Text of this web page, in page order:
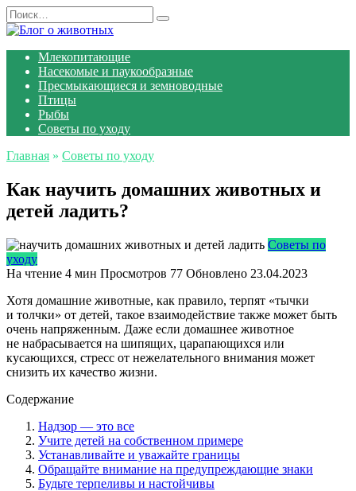
Перейти
к
Search
for:
Млекопитающие
Насекомые и паукообразные
Пресмыкающиеся и земноводные
Птицы
Рыбы
Советы по уходу
Главная » Советы по уходу
Как научить домашних животных и
детей ладить?
Советы по
уходу
На чтение 4 мин Просмотров 77 Обновлено 23.04.2023
Хотя домашние животные, как правило, терпят «тычки
и толчки» от детей, такое взаимодействие также может быть
очень напряженным. Даже если домашнее животное
не набрасывается на шипящих, царапающихся или
кусающихся, стресс от нежелательного внимания может
снизить их качество жизни.
Содержание
Надзор — это все
Учите детей на собственном примере
Устанавливайте и уважайте границы
Обращайте внимание на предупреждающие знаки
Будьте терпеливы и настойчивы